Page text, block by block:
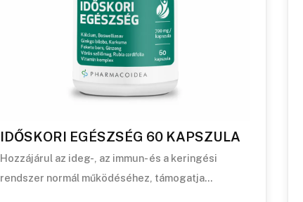
IDŐSKORI EGÉSZSÉG 60 KAPSZULA
Hozzájárul az ideg-, az immun- és a keringési
rendszer normál működéséhez, támogatja…